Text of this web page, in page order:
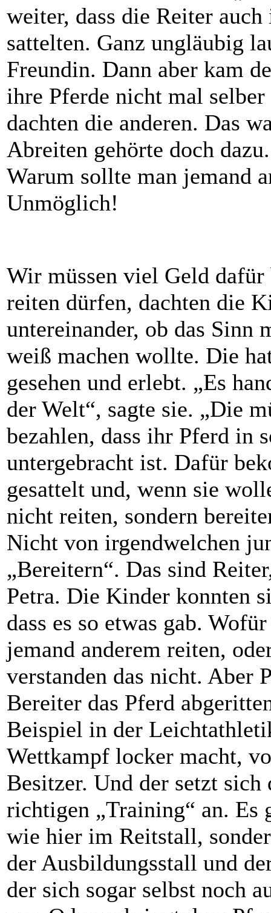
weiter, dass die Reiter
sattelten. Ganz ungläubig
Freundin. Dann aber kam
ihre Pferde nicht mal
dachten die anderen. Das
Abreiten gehörte doch
Warum sollte man jemand
Unmöglich!
Wir müssen viel Geld dafür
reiten dürfen, dachten die
untereinander, ob das Sinn
weiß machen wollte. Die
gesehen und erlebt. „Es
der Welt“, sagte sie. „Die
bezahlen, dass ihr Pferd in
untergebracht ist. Dafür
gesattelt und, wenn sie
nicht reiten, sondern
Nicht von irgendwelchen
„Bereitern“. Das sind
Petra. Die Kinder konnten
dass es so etwas gab.
jemand anderem reiten,
verstanden das nicht. Aber
Bereiter das Pferd
Beispiel in der
Wettkampf locker macht,
Besitzer. Und der setzt
richtigen „Training“ an. Es
wie hier im Reitstall,
der Ausbildungsstall und
der sich sogar selbst noch